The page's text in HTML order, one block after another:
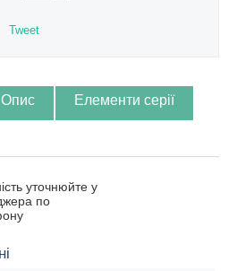
Tweet
Опис Елементи серії
уточнюйте у
по